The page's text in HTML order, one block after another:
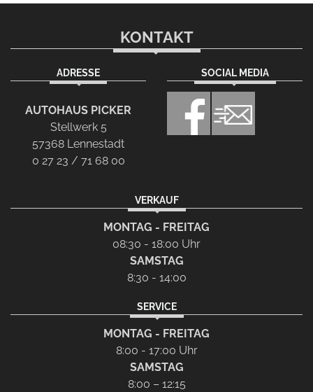
KONTAKT
ADRESSE
AUTOHAUS PICKER
Stellwerk 5
57368 Lennestadt
0 27 23 / 71 68 00
SOCIAL MEDIA
VERKAUF
MONTAG - FREITAG
08:30 - 18:00 Uhr
SAMSTAG
8:30 - 14:00
SERVICE
MONTAG - FREITAG
8:00 - 17:00 Uhr
SAMSTAG
8:00 – 12:15